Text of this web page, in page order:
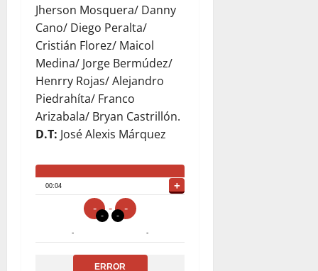
Jherson Mosquera/ Danny
Cano/ Diego Peralta/
Cristián Florez/ Maicol
Medina/ Jorge Bermúdez/
Henrry Rojas/ Alejandro
Piedrahíta/ Franco
Arizabala/ Bryan Castrillón.
D.T: José Alexis Márquez